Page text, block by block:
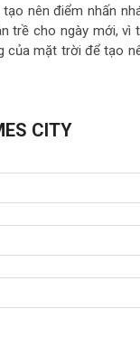
nên điểm nhấn
trề cho ngày mới, vì
mặt trời để tạo
CITY